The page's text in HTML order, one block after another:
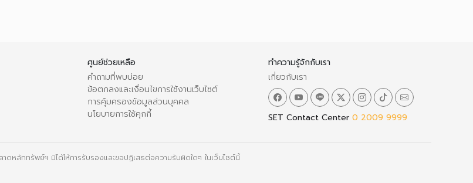
ศูนย์ช่วยเหลือ
คำถามที่พบบ่อย
ข้อตกลงและเงื่อนไขการใช้งานเว็บไซต์
การคุ้มครองข้อมูลส่วนบุคคล
นโยบายการใช้คุกกี้
ทำความรู้จักกับเรา
เกี่ยวกับเรา
SET Contact Center 0 2009 9999
ดหลักทรัพย์ฯ มิได้ให้การรับรองและขอปฏิเสธต่อความรับผิดใดๆ ในเว็บไซต์นี้